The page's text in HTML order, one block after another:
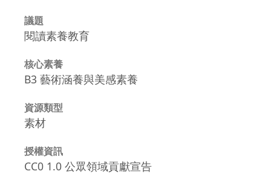
議題
閱讀素養教育
核心素養
B3 藝術涵養與美感素養
資源類型
素材
授權資訊
CC0 1.0 公眾領域貢獻宣告